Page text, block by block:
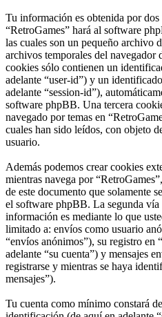
Tu información es obtenida por
“RetroGames” hará al software
las cuales son un pequeño archivo
archivos temporales del navegador
cookies sólo contienen un
adelante “user-id”) y un
adelante “session-id”),
software phpBB. Una tercera
navegado por temas en
cuales han sido leídos, con objeto
usuario.
Además podemos crear cookies
mientras navega por
de este documento que solamente
el software phpBB. La segunda vía
información es mediante lo que
limitado a: envíos como usuario
“envíos anónimos”), su registro en
adelante “su cuenta”) y mensajes
registrarse y mientras se haya
mensajes”).
Tu cuenta como mínimo constará